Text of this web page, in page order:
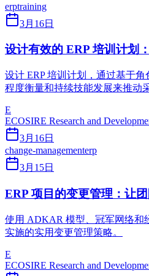
erptraining
3月16日
设计有效的 ERP 培训计划
设计 ERP 培训计划，通过基于
程度衡量和持续技能发展来推动
E
ECOSIRE Research and
3月16日
change-managementerp
3月15日
ERP 项目的变更管理：让
使用 ADKAR 模型、冠军网络和
实施的实用变更管理策略。
E
ECOSIRE Research and